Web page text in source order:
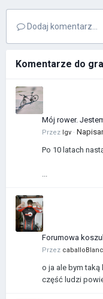
Dodaj komentarz...
Komentarze do
Mój rower.
Przez Igv ·
Po 10 latach
Forumowa
Przez
o ja ale bym taką
część ludzi